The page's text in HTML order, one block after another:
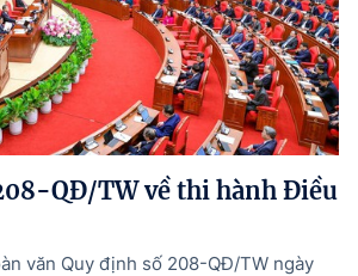
QĐ/TW về thi hành Điều
văn Quy định số 208-QĐ/TW ngày